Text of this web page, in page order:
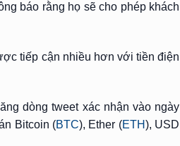
báo rằng họ sẽ cho phép khách
tiếp cận nhiều hơn với tiền điện
dòng tweet xác nhận vào ngày
Bitcoin (BTC), Ether (ETH), USD